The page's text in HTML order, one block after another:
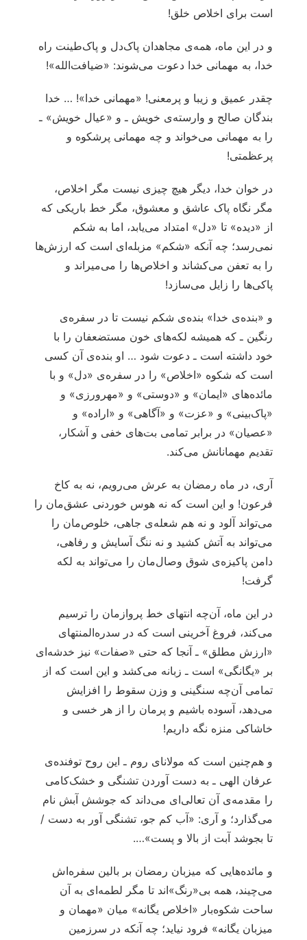
است برای اخلاص خلق!
و در این ماه، همه‌ی مجاهدان پاک‌دل و پاک‌طینت راه
خدا، به مهمانی خدا دعوت می‌شوند: «ضیافت‌الله»!
چقدر عمیق و زیبا و پرمعنی! «مهمانی خدا»! … خدا
بندگان صالح و وارسته‌ی خویش ـ و «عیال خویش» ـ
را به مهمانی می‌خواند و چه مهمانی پرشکوه و
پرعظمتی!
در خوان خدا، دیگر هیچ چیزی نیست مگر اخلاص،
مگر نگاه پاک عاشق و معشوق، مگر خط باریکی که
از «دیده» تا «دل» امتداد می‌یابد، اما به شکم
نمی‌رسد؛ چه آنکه «شکم» مزبله‌ای است که ارزش‌ها
را به تعفن می‌کشاند و اخلاص‌ها را می‌میراند و
پاکی‌ها را زایل می‌سازد!
و «بنده‌ی خدا» بنده‌ی شکم نیست تا در سفره‌ی
رنگین ـ که همیشه لکه‌های خون مستضعفان را با
خود داشته است ـ دعوت شود … او بنده‌ی آن کسی
است که شکوه «اخلاص» را در سفره‌ی «دل» و با
مائده‌های «ایمان» و «دوستی» و «مهرورزی» و
«پاک‌بینی» و «عزت» و «آگاهی» و «اراده» و
«عصیان» در برابر تمامی بت‌های خفی و آشکار،
تقدیم مهمانانش می‌کند.
آری، در ماه رمضان به عرش می‌رویم، نه به کاخ
فرعون! و این است که نه هوس خوردنی عشق‌مان را
می‌تواند آلود و نه هم شعله‌ی جاهی، خلوص‌مان را
می‌تواند به آتش کشید و نه ننگ آسایش و رفاهی،
دامن پاکیزه‌ی شوق وصال‌مان را می‌تواند به لکه
گرفت!
در این ماه، آن‌چه انتهای خط پروازمان را ترسیم
می‌کند، فروغ آخرینی است که در سدره‌المنتهای
«ارزش مطلق» ـ آنجا که حتی «صفات» نیز خدشه‌ای
بر «یگانگی» است ـ زبانه می‌کشد و این است که از
تمامی آن‌چه سنگینی و وزن سقوط را افزایش
می‌دهد، آسوده باشیم و پرمان را از هر خسی و
خاشاکی منزه نگه داریم!
و هم‌چنین است که مولانای روم ـ این روح توفنده‌ی
عرفان الهی ـ به دست آوردن تشنگی و خشک‌کامی
را مقدمه‌ی آن تعالی‌ای می‌داند که جوشش آبش نام
می‌گذارد؛ و آری: «آب کم جو، تشنگی آور به دست /
تا بجوشد آبت از بالا و پست»….
و مائده‌هایی که میزبان رمضان بر بالین سفره‌اش
می‌چیند، همه بی‌«رنگ»اند تا مگر لطمه‌ای به آن
ساحت شکوه‌بار «اخلاص یگانه» میان «مهمان و
میزبان یگانه» فرود نیاید؛ چه آنکه در سرزمین